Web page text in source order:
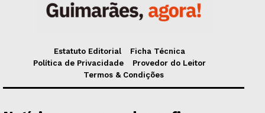
Estatuto Editorial
Ficha Técnica
Política de Privacidade
Provedor do Leitor
Termos & Condições